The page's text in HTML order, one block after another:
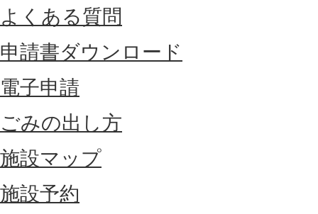
よくある質問
申請書ダウンロード
電子申請
ごみの出し方
施設マップ
施設予約